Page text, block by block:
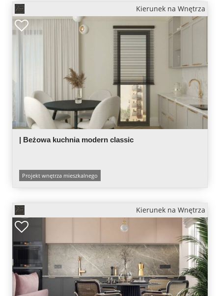
Kierunek na Wnętrza
| Beżowa kuchnia modern classic
Projekt wnętrza mieszkalnego
Kierunek na Wnętrza